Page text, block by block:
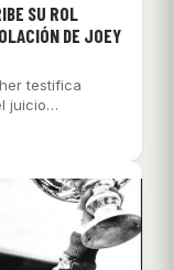
SU ROL
DE JOEY
testifica
juicio…